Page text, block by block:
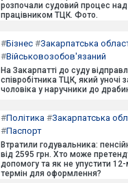
розпочали судовий процес над
працівником ТЦК. Фото.
#Бізнес #Закарпатська
#Військовозобов'язаний
На Закарпатті до суду
співробітника ТЦК, який уночі
чоловіка у наручники до
#Політика #Закарпатська
#Паспорт
Втратили годувальника:
від 2595 грн. Хто може
допомогу та як не упустити 12-
термін для оформлення?